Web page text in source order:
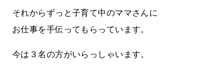
それからずっと子育て中のママさんに
お仕事を手伝ってもらっています。
今は３名の方がいらっしゃいます。